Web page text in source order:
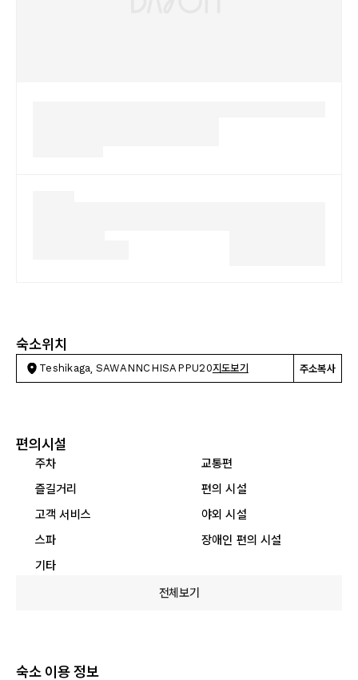
숙소위치
Teshikaga, SAWANNCHISAPPU20지도보기 주소복사
편의시설
주차
교통편
즐길거리
편의 시설
고객 서비스
야외 시설
스파
장애인 편의 시설
기타
전체보기
숙소 이용 정보